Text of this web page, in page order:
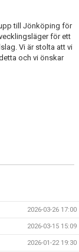
till Jönköping för
för ett
Vi är stolta att vi
och vi önskar
2026-03-26 17:00
2026-03-15 15:09
2026-01-22 19:30